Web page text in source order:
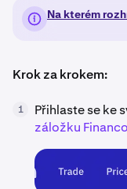
Na kterém
Krok za krokem:
1 Přihlaste se ke
záložku